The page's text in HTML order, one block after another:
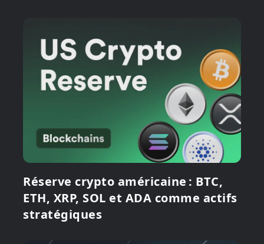
Réserve crypto américaine : BTC,
ETH, XRP, SOL et ADA comme actifs
stratégiques